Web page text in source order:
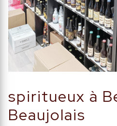
spiritueux à
Beaujolais